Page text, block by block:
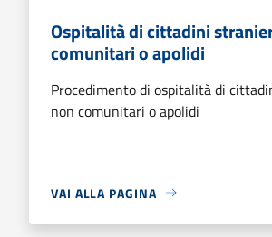
Ospitalità di cittadini
comunitari o apolidi
Procedimento di ospitalità di
non comunitari o apolidi
VAI ALLA PAGINA